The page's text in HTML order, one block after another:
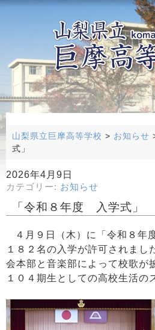
山梨県立巨摩高等学校 > お知らせ
式」
2026年4月9日
カテゴリー: お知らせ
「令和８年度 入学式」
４月９日（木）に「令和８年
１８２名の入学が許可されまし
会本部と音楽部によって校歌が
１０４期生としての高校生活の